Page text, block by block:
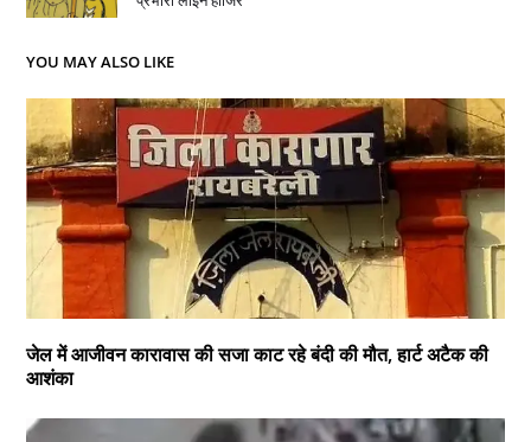
YOU MAY ALSO LIKE
जेल में आजीवन कारावास की सजा काट रहे बंदी की मौत, हार्ट अटैक की
आशंका